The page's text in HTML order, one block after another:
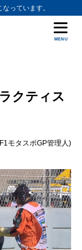
っています。
MENU
クティス
モタスポGP管理人)